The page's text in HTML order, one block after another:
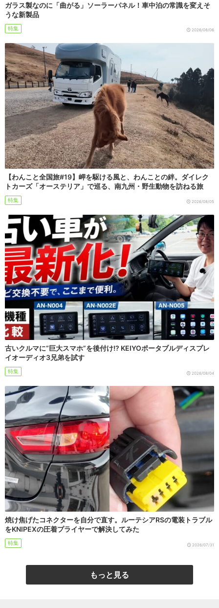
ガラス製なのに「曲がる」ソーラーパネル！車中泊の常識を変えそ
うな新製品
特集 2026/08/06
【わんこと全国旅#19】岬を駆ける風と、わんことの絆。ダイレク
トカーズ「オーステリア」で巡る、南九州・野生動物を訪ねる旅
特集 2026/08/05
古いクルマに“巨大スマホ”を後付け!? KEIYOポータブルディスプレ
イオーディオ3兄弟を試す
特集 2026/08/04
焼け焦げたコネクターを自分で直す。ルーテシアRSの電装トラブル
をKNIPEXの圧着プライヤーで解決してみた
特集 2026/07/31
もっと見る